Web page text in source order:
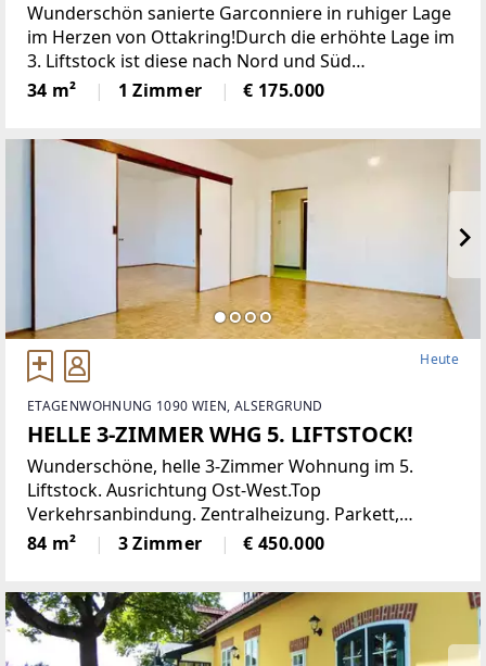
Wunderschön sanierte Garconniere in ruhiger Lage
im Herzen von Ottakring!Durch die erhöhte Lage im
3. Liftstock ist diese nach Nord und Süd
ausgerichtete Wohnung sehr hell und bietet eine
angenehme Wohnatmosphäre. Sie verfügt über
34 m² 1 Zimmer € 175.000
Heute
ETAGENWOHNUNG 1090 WIEN, ALSERGRUND
HELLE 3-ZIMMER WHG 5. LIFTSTOCK!
Wunderschöne, helle 3-Zimmer Wohnung im 5.
Liftstock. Ausrichtung Ost-West.Top
Verkehrsanbindung. Zentralheizung. Parkett,
Jalousien, Abstellraum. Kellerabteil.Diese
lichtdurchflutete Etagenwohnung bietet reichlich
84 m² 3 Zimmer € 450.000